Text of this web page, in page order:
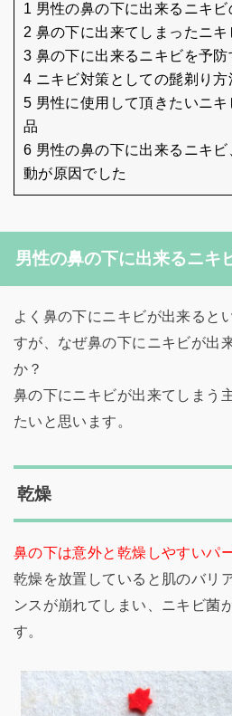
1 男性の鼻の下に出来るニキビ
2 鼻の下に出来てしまったニキ
3 鼻の下に出来るニキビを予防
4 ニキビ対策としての髭剃り方
5 男性に使用して頂きたいニ
品
6 男性の鼻の下に出来るニキ
動が原因でした
男性の鼻の下に出来るニキ
よく鼻の下にニキビが出来ると
すが、なぜ鼻の下にニキビが出
か？
鼻の下にニキビが出来てしまう
たいと思います。
乾燥
鼻の下は意外と乾燥しやすいパ
乾燥を放置していると肌のバリ
ンスが崩れてしまい、ニキビ菌
す。